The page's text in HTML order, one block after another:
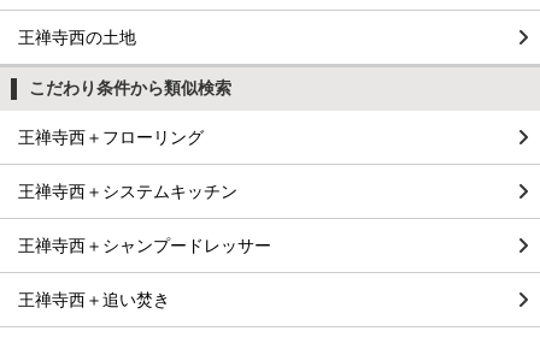
王禅寺西の土地
こだわり条件から類似検索
王禅寺西＋フローリング
王禅寺西＋システムキッチン
王禅寺西＋シャンプードレッサー
王禅寺西＋追い焚き